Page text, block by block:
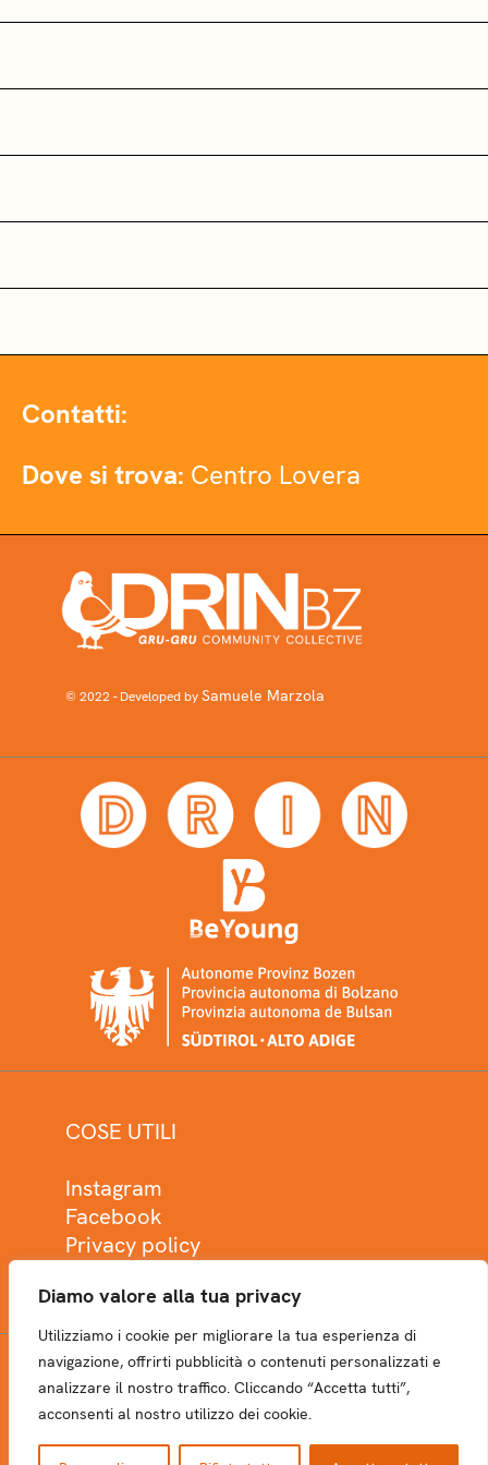
Diamo valore alla tua privacy
Utilizziamo i cookie per migliorare la tua esperienza di
navigazione, offrirti pubblicità o contenuti personalizzati e
analizzare il nostro traffico. Cliccando “Accetta tutti”,
acconsenti al nostro utilizzo dei cookie.
Contatti:
Dove si trova: Centro Lovera
© 2022 - Developed bySamuele Marzola
COSE UTILI
Instagram
Facebook
Privacy policy
NEWSLETTER